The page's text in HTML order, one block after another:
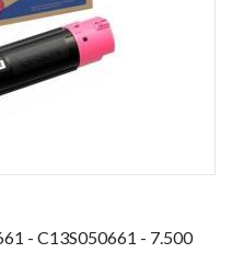
- C13S050661 - 7.500